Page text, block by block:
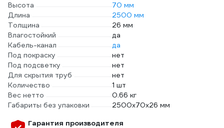
Высота
70 мм
Длина
2500 мм
Толщина
26 мм
Влагостойкий
да
Кабель-канал
да
Под покраску
нет
Под подсветку
нет
Для скрытия труб
нет
Количество
1 шт
Вес нетто
0.66 кг
Габариты без упаковки
2500х70х26 мм
Гарантия производителя